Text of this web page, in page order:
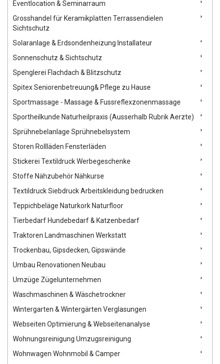
Eventlocation & Seminarraum
Grosshandel für Keramikplatten Terrassendielen
Sichtschutz
Solaranlage & Erdsondenheizung Installateur
Sonnenschutz & Sichtschutz
Spenglerei Flachdach & Blitzschutz
Spitex Seniorenbetreuung& Pflege zu Hause
Sportmassage - Massage & Fussreflexzonenmassage
Sportheilkunde Naturheilpraxis (Ausserhalb Rubrik Aerzte)
Sprühnebelanlage Sprühnebelsystem
Storen Rollläden Fensterläden
Stickerei Textildruck Werbegeschenke
Stoffe Nähzubehör Nähkurse
Textildruck Siebdruck Arbeitskleidung bedrucken
Teppichbeläge Naturkork Naturfloor
Tierbedarf Hundebedarf & Katzenbedarf
Traktoren Landmaschinen Werkstatt
Trockenbau, Gipsdecken, Gipswände
Umbau Renovationen Neubau
Umzüge Zügelunternehmen
Waschmaschinen & Wäschetrockner
Wintergarten & Wintergärten Verglasungen
Webseiten Optimierung & Webseitenanalyse
Wohnungsreinigung Umzugsreinigung
Wohnwagen Wohnmobil & Camper